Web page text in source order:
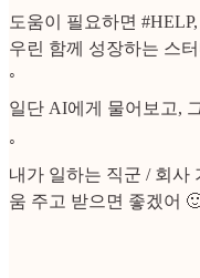
도움이 필요하면
우린 함께 성장하는 스
◦
일단 AI에게 물어보고,
◦
내가 일하는 직군 / 회사
움 주고 받으면 좋겠어